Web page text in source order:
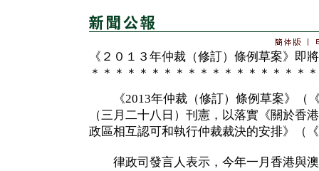
《２０１３年仲裁（修訂）條例草案》即
＊＊＊＊＊＊＊＊＊＊＊＊＊＊＊＊＊＊
《2013年仲裁（修訂）條例草案》（
（三月二十八日）刊憲，以落實《關於香
政區相互認可和執行仲裁裁決的安排》（
律政司發言人表示，今年一月香港與澳